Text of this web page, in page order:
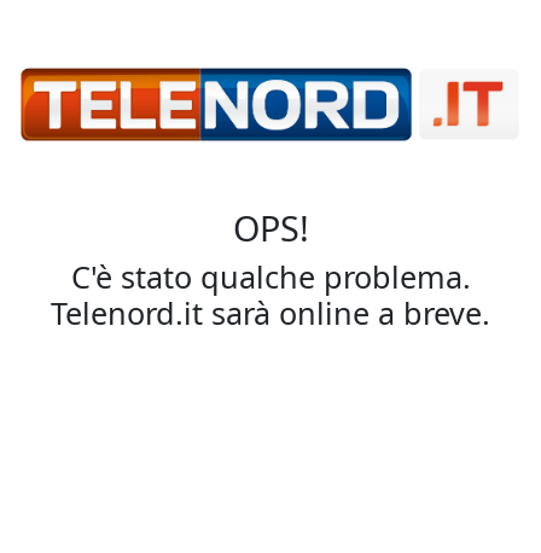
OPS!
C'è stato qualche problema.
Telenord.it sarà online a breve.